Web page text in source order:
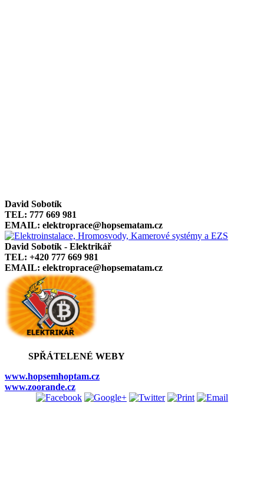
David Sobotík
TEL: 777 669 981
EMAIL: elektroprace@hopsematam.cz
David Sobotík - Elektrikář
TEL: +420 777 669 981
EMAIL: elektroprace@hopsematam.cz
SPŘÁTELENÉ WEBY
www.hopsemhoptam.cz
www.zoorande.cz